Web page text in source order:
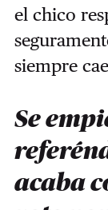
el chico
siempre
Se
acaba